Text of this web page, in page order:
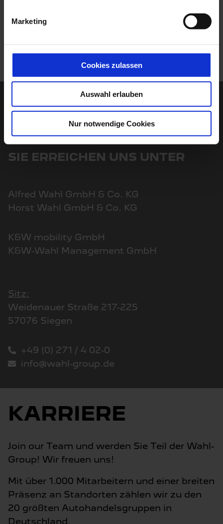
Marketing
Cookies zulassen
Auswahl erlauben
Nur notwendige Cookies
SIE ERREICHEN UNS UNTER
Alfred Wahl GmbH & Co. KG
Horst Wahl GmbH & Co. KG
K&W mobility GmbH
K&W-Wahl Management GmbH
Sitz:
Weidenauer Straße 217-225
57076 Siegen
+49 (0) 271 / 4 02-0
info@wahl-group.de
KARRIERE
Join our Team und werden Sie Teil der Wahl-
Group! Wir freuen uns!
Mit über 1.000 Mitarbeitern und einer breiten
Präsenz an Standorten zählen wir zu den
20 größten Autohandelsgruppen in
Deutschland.